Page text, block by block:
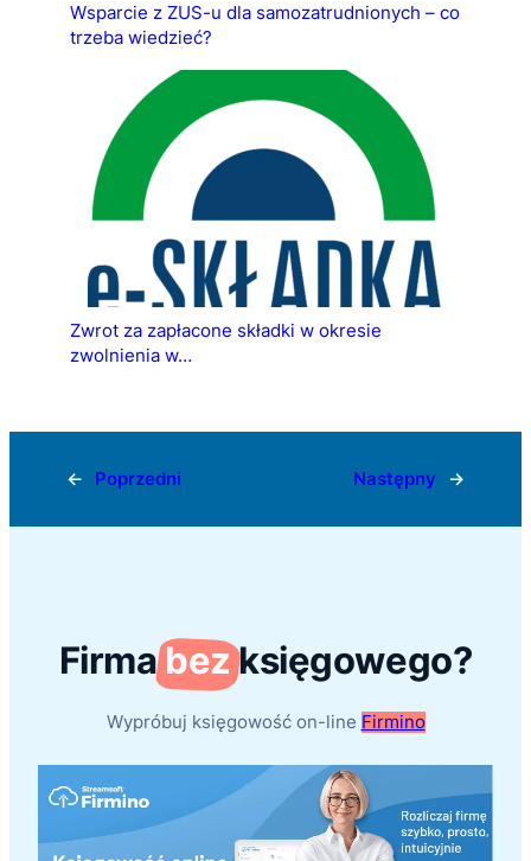
Wsparcie z ZUS-u dla samozatrudnionych – co
trzeba wiedzieć?
Zwrot za zapłacone składki w okresie
zwolnienia w…
← Poprzedni Następny →
Firmabezksięgowego?
Wypróbuj księgowość on-line Firmino